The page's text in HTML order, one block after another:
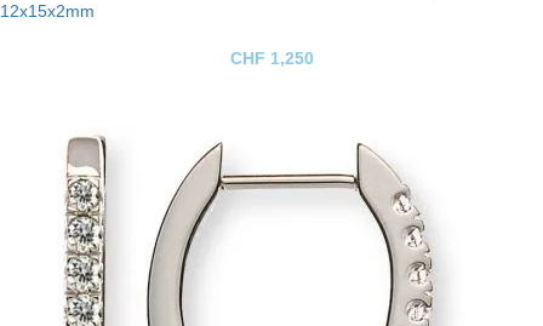
12x15x2mm
CHF 1,250